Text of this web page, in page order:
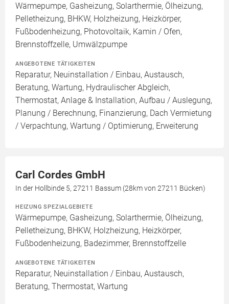
Wärmepumpe, Gasheizung, Solarthermie, Ölheizung,
Pelletheizung, BHKW, Holzheizung, Heizkörper,
Fußbodenheizung, Photovoltaik, Kamin / Ofen,
Brennstoffzelle, Umwälzpumpe
ANGEBOTENE TÄTIGKEITEN
Reparatur, Neuinstallation / Einbau, Austausch,
Beratung, Wartung, Hydraulischer Abgleich,
Thermostat, Anlage & Installation, Aufbau / Auslegung,
Planung / Berechnung, Finanzierung, Dach Vermietung
/ Verpachtung, Wartung / Optimierung, Erweiterung
Carl Cordes GmbH
In der Hollbinde 5, 27211 Bassum (28km von 27211 Bücken)
HEIZUNG SPEZIALGEBIETE
Wärmepumpe, Gasheizung, Solarthermie, Ölheizung,
Pelletheizung, BHKW, Holzheizung, Heizkörper,
Fußbodenheizung, Badezimmer, Brennstoffzelle
ANGEBOTENE TÄTIGKEITEN
Reparatur, Neuinstallation / Einbau, Austausch,
Beratung, Thermostat, Wartung